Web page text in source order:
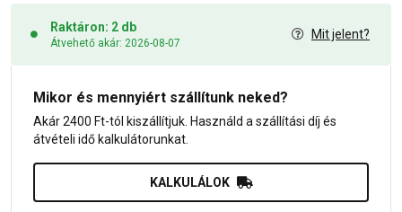
Raktáron: 2 db
Átvehető akár: 2026-08-07
Mit jelent?
Mikor és mennyiért szállítunk neked?
Akár 2400 Ft-tól kiszállítjuk. Használd a szállítási díj és
átvételi idő kalkulátorunkat.
KALKULÁLOK